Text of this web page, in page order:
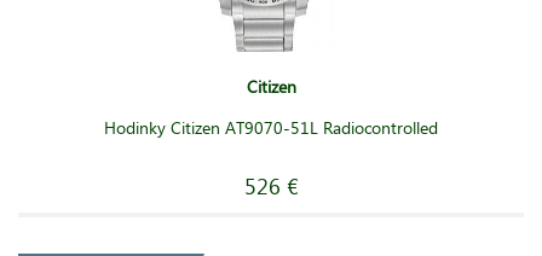
Citizen
Hodinky Citizen AT9070-51L Radiocontrolled
526 €